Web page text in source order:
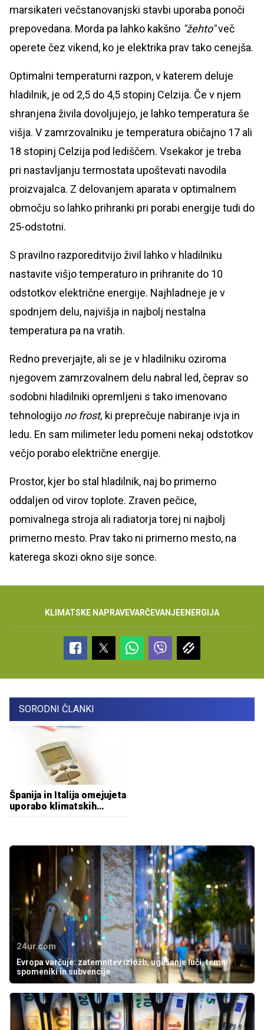
marsikateri večstanovanjski stavbi uporaba ponoči
prepovedana. Morda pa lahko kakšno "žehto"več
operete čez vikend, ko je elektrika prav tako cenejša.
Optimalni temperaturni razpon, v katerem deluje
hladilnik, je od 2,5 do 4,5 stopinj Celzija. Če v njem
shranjena živila dovoljujejo, je lahko temperatura še
višja. V zamrzovalniku je temperatura običajno 17 ali
18 stopinj Celzija pod lediščem. Vsekakor je treba
pri nastavljanju termostata upoštevati navodila
proizvajalca. Z delovanjem aparata v optimalnem
območju so lahko prihranki pri porabi energije tudi do
25-odstotni.
S pravilno razporeditvijo živil lahko v hladilniku
nastavite višjo temperaturo in prihranite do 10
odstotkov električne energije. Najhladneje je v
spodnjem delu, najvišja in najbolj nestalna
temperatura pa na vratih.
Redno preverjajte, ali se je v hladilniku oziroma
njegovem zamrzovalnem delu nabral led, čeprav so
sodobni hladilniki opremljeni s tako imenovano
tehnologijo no frost, ki preprečuje nabiranje ivja in
ledu. En sam milimeter ledu pomeni nekaj odstotkov
večjo porabo električne energije.
Prostor, kjer bo stal hladilnik, naj bo primerno
oddaljen od virov toplote. Zraven pečice,
pomivalnega stroja ali radiatorja torej ni najbolj
primerno mesto. Prav tako ni primerno mesto, na
katerega skozi okno sije sonce.
KLIMATSKE NAPRAVEVARČEVANJEENERGIJA
SORODNI ČLANKI
Španija in Italija omejujeta
uporabo klimatskih
naprav
24ur.com
Evropa varčuje: zatemnitev izložb, ugašanje luči, temni
spomeniki in subvencije